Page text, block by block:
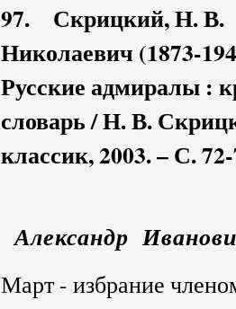
97. Скрицкий, Н. В.
Николаевич (1873-
Русские адмиралы :
словарь / Н. В.
классик, 2003. – С.
Александр
Март - избрание